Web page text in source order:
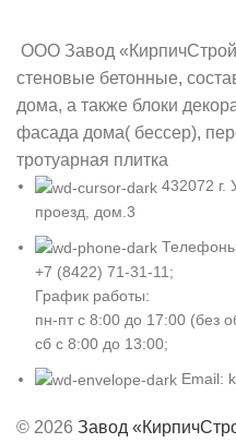
ООО Завод
стеновые бетонные,
дома, а также блоки
фасада дома( бессер),
тротуарная плитка
432072 г.
проезд, дом.3
+7 (8422) 71-31-11;
График работы:
пн-пт с 8:00 до 17:00 (без
сб с 8:00 до 13:00;
Email:
© 2026 Завод